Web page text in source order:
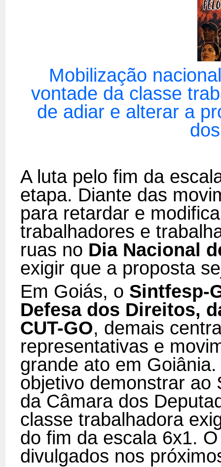
Mobilização
vontade da classe
de adiar e alterar a
A luta pelo fim da
etapa. Diante das
para retardar e
trabalhadores e
ruas no Dia Nacional
exigir que a proposta
Em Goiás, o Sintfesp-
Defesa dos Direitos,
CUT-GO, demais
representativas e
grande ato em
objetivo demonstrar ao
da Câmara dos
classe trabalhadora
do fim da escala 6x1.
divulgados nos